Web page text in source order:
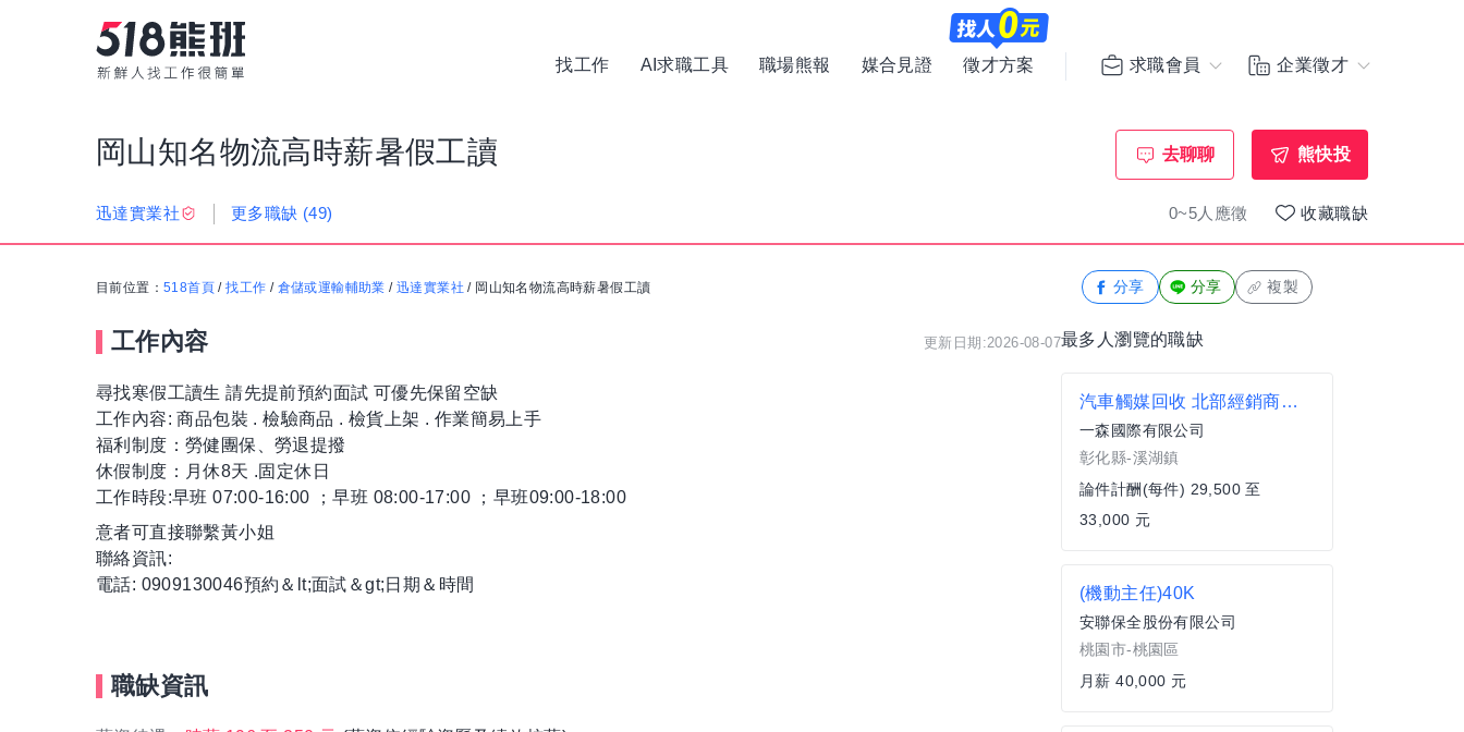
找工作 AI求職工具 職場熊報 媒合見證 徵才方案 求職會員 企業徵才
岡山知名物流高時薪暑假工讀 去聊聊 熊快投
迅達實業社 更多職缺 (49) 0~5人應徵 收藏職缺
目前位置： 518首頁 /找工作 / 倉儲或運輸輔助業 /迅達實業社 / 岡山知名物流高時薪暑假工讀
工作內容 更新日期:2026-08-07
尋找寒假工讀生 請先提前預約面試 可優先保留空缺
工作內容: 商品包裝 . 檢驗商品 . 檢貨上架 . 作業簡易上手
福利制度：勞健團保、勞退提撥
休假制度：月休8天 .固定休日
工作時段:早班 07:00-16:00 ；早班 08:00-17:00 ；早班09:00-18:00
意者可直接聯繫黃小姐
聯絡資訊:
電話: 0909130046預約＆lt;面試＆gt;日期＆時間
職缺資訊
分享 分享 複製
最多人瀏覽的職缺
汽車觸媒回收 北部經銷商合作夥伴業務專員
一森國際有限公司
彰化縣-溪湖鎮
論件計酬(每件) 29,500 至
33,000 元
(機動主任)40K
安聯保全股份有限公司
桃園市-桃園區
月薪 40,000 元